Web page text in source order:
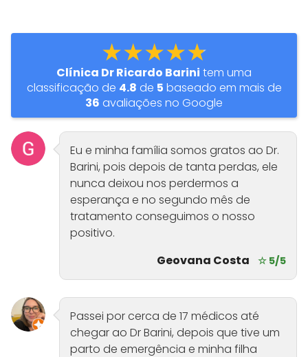
★★★★★
Clínica Dr Ricardo Barini tem uma
classificação de 4.8 de 5 baseado em mais de
36 avaliações no Google
Eu e minha família somos gratos ao Dr.
Barini, pois depois de tanta perdas, ele
nunca deixou nos perdermos a
esperança e no segundo mês de
tratamento conseguimos o nosso
positivo.
Geovana Costa
☆ 5/5
Passei por cerca de 17 médicos até
chegar ao Dr Barini, depois que tive um
parto de emergência e minha filha